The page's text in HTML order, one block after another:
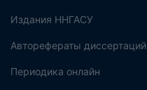
Издания ННГАСУ
Авторефераты диссертаций
Периодика онлайн